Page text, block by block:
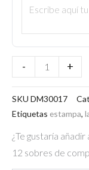
-
Oración
La
(Sassoferrato)
cantidad
+
SKU DM30017
Etiquetas estampa,
¿Te gustaría
12 sobres de